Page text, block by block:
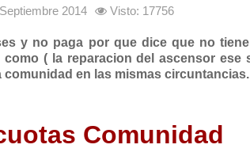
2014 Visto: 17756
y no paga por que dice que no
( la reparacion del ascensor ese
en las mismas circuntancias.
Comunidad